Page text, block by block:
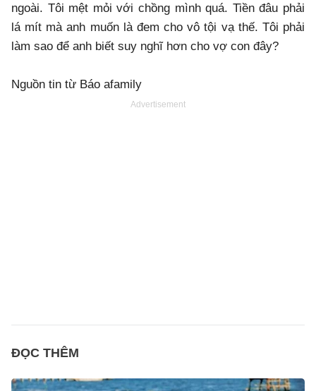
ngoài. Tôi mệt mỏi với chồng mình quá. Tiền đâu phải
lá mít mà anh muốn là đem chovô tội vạthế. Tôi phải
làm sao để anh biết suy nghĩ hơn cho vợ con đây?
Nguồn tin từ Báo afamily
Advertisement
ĐỌC THÊM